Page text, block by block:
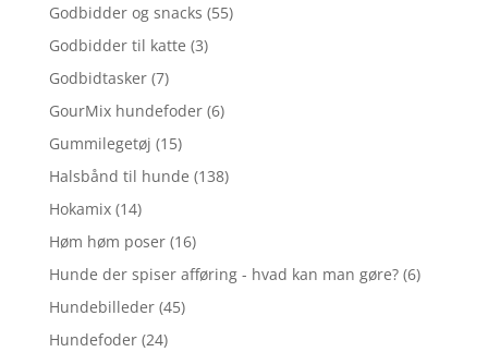
Godbidder og snacks (55)
Godbidder til katte (3)
Godbidtasker (7)
GourMix hundefoder (6)
Gummilegetøj (15)
Halsbånd til hunde (138)
Hokamix (14)
Høm høm poser (16)
Hunde der spiser afføring - hvad kan man gøre? (6)
Hundebilleder (45)
Hundefoder (24)